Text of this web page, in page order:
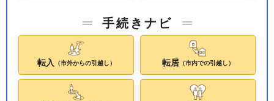
手続きナビ
転入 （市外からの引越し） 転居（市内での引越し）